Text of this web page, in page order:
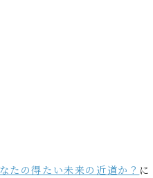
たの得たい未来の近道か？ に